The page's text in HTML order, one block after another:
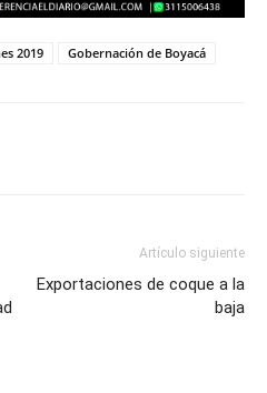
2019 Gobernación de Boyacá
Artículo siguiente
Exportaciones de coque a la
baja